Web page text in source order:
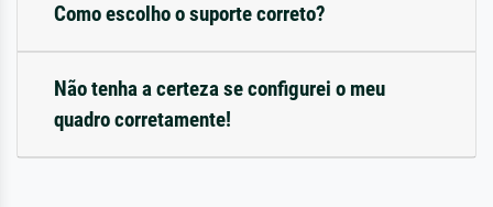
Como escolho o suporte correto?
Não tenha a certeza se configurei o meu
quadro corretamente!